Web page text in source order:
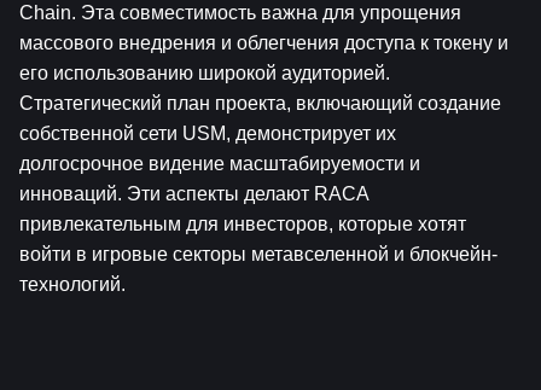
Chain. Эта совместимость важна для упрощения
массового внедрения и облегчения доступа к токену и
его использованию широкой аудиторией.
Стратегический план проекта, включающий создание
собственной сети USM, демонстрирует их
долгосрочное видение масштабируемости и
инноваций. Эти аспекты делают RACA
привлекательным для инвесторов, которые хотят
войти в игровые секторы метавселенной и блокчейн-
технологий.